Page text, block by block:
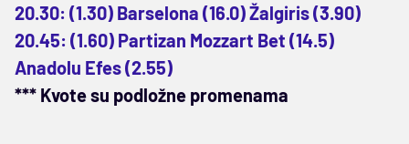
20.30: (1.30) Barselona (16.0) Žalgiris (3.90)
20.45: (1.60) Partizan Mozzart Bet (14.5)
Anadolu Efes (2.55)
*** Kvote su podložne promenama